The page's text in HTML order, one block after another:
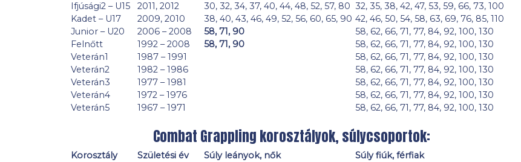
Ifjúsági2 – U15
2011, 2012 30, 32, 34, 37, 40, 44, 48, 52, 57, 80 32, 35, 38, 42, 47, 53, 59, 66, 73, 100
Kadet – U17
2009, 2010 38, 40, 43, 46, 49, 52, 56, 60, 65, 90 42, 46, 50, 54, 58, 63, 69, 76, 85, 110
Junior – U20
2006 – 2008 58, 71, 90
58, 62, 66, 71, 77, 84, 92, 100, 130
Felnőtt
1992 – 2008 58, 71, 90
58, 62, 66, 71, 77, 84, 92, 100, 130
Veterán1
1987 – 1991
58, 62, 66, 71, 77, 84, 92, 100, 130
Veterán2
1982 – 1986
58, 62, 66, 71, 77, 84, 92, 100, 130
Veterán3
1977 – 1981
58, 62, 66, 71, 77, 84, 92, 100, 130
Veterán4
1972 – 1976
58, 62, 66, 71, 77, 84, 92, 100, 130
Veterán5
1967 – 1971 58, 62, 66, 71, 77, 84, 92, 100, 130
Combat Grappling korosztályok, súlycsoportok:
Korosztály Születési év Súly leányok, nők
Súly fiúk, férfiak